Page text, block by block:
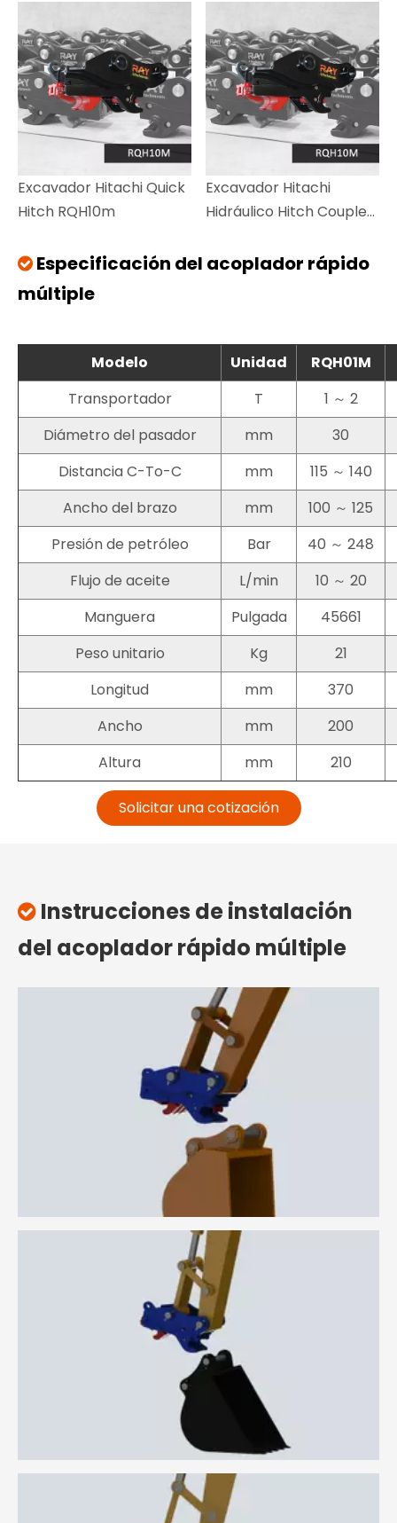
excavadoras de 15-27
toneladas
excavador
Excavador Hitachi Quick
Hitch RQH10m
Excavador Hitachi
Hidráulico Hitch Coupler
 Especificación del acoplador rápido
múltiple
Modelo Unidad
RQH01M
Transportador
T
1 ～ 2
Diámetro del pasador
mm
30
Distancia C-To-C
mm
115 ～ 140
Ancho del brazo
mm
100 ～ 125
Presión de petróleo
Bar 40 ～ 248
Flujo de aceite
L/min
10 ～ 20
Manguera
Pulgada
45661
Peso unitario
Kg
21
Longitud
mm
370
Ancho
mm
200
Altura
mm 210
Solicitar una cotización
 Instrucciones de instalación
del acoplador rápido múltiple